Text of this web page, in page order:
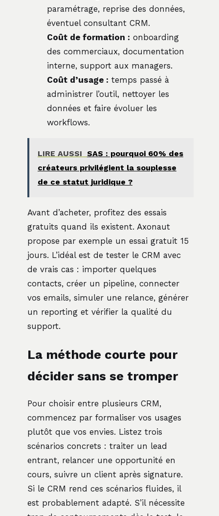
paramétrage, reprise des données,
éventuel consultant CRM.
Coût de formation : onboarding
des commerciaux, documentation
interne, support aux managers.
Coût d’usage : temps passé à
administrer l’outil, nettoyer les
données et faire évoluer les
workflows.
LIRE AUSSI SAS : pourquoi 60% des
créateurs privilégient la souplesse
de ce statut juridique ?
Avant d’acheter, profitez des essais
gratuits quand ils existent. Axonaut
propose par exemple un essai gratuit 15
jours. L’idéal est de tester le CRM avec
de vrais cas : importer quelques
contacts, créer un pipeline, connecter
vos emails, simuler une relance, générer
un reporting et vérifier la qualité du
support.
La méthode courte pour
décider sans se tromper
Pour choisir entre plusieurs CRM,
commencez par formaliser vos usages
plutôt que vos envies. Listez trois
scénarios concrets : traiter un lead
entrant, relancer une opportunité en
cours, suivre un client après signature.
Si le CRM rend ces scénarios fluides, il
est probablement adapté. S’il nécessite